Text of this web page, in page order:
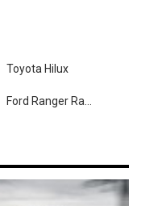
Toyota Hilux